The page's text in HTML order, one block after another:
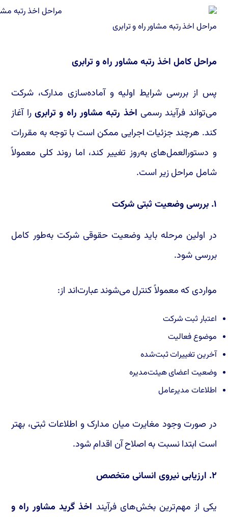
مراحل اخذ رتبه مشاور راه و ترابری
مراحل کامل اخذ رتبه مشاور راه و ترابری
پس از بررسی شرایط اولیه و آماده‌سازی مدارک، شرکت
می‌تواند فرآیند رسمی اخذ رتبه مشاور راه و ترابریرا آغاز
کند. هرچند جزئیات اجرایی ممکن است با توجه به مقررات
و دستورالعمل‌های به‌روز تغییر کند، اما روند کلی معمولاً
شامل مراحل زیر است.
۱. بررسی وضعیت ثبتی شرکت
در اولین مرحله باید وضعیت حقوقی شرکت به‌طور کامل
بررسی شود.
مواردی که معمولاً کنترل می‌شوند عبارت‌اند از:
اعتبار ثبت شرکت
موضوع فعالیت
آخرین تغییرات ثبت‌شده
وضعیت اعضای هیئت‌مدیره
اطلاعات مدیرعامل
در صورت وجود مغایرت میان مدارک و اطلاعات ثبتی، بهتر
است ابتدا نسبت به اصلاح آن اقدام شود.
۲. ارزیابی نیروی انسانی متخصص
یکی از مهم‌ترین بخش‌های فرآیند اخذ گرید مشاور راه و